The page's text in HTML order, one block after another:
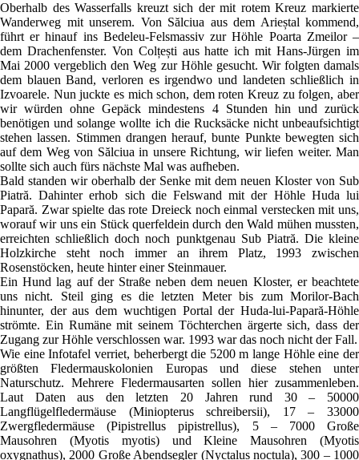
Oberhalb des Wasserfalls kreuzt sich der mit rotem Kreuz markierte
Wanderweg mit unserem. Von Sălciua aus dem Arieștal kommend,
führt er hinauf ins Bedeleu-Felsmassiv zur Höhle Poarta Zmeilor –
dem Drachenfenster. Von Colțești aus hatte ich mit Hans-Jürgen im
Mai 2000 vergeblich den Weg zur Höhle gesucht. Wir folgten damals
dem blauen Band, verloren es irgendwo und landeten schließlich in
Izvoarele. Nun juckte es mich schon, dem roten Kreuz zu folgen, aber
wir würden ohne Gepäck mindestens 4 Stunden hin und zurück
benötigen und solange wollte ich die Rucksäcke nicht unbeaufsichtigt
stehen lassen. Stimmen drangen herauf, bunte Punkte bewegten sich
auf dem Weg von Sălciua in unsere Richtung, wir liefen weiter. Man
sollte sich auch fürs nächste Mal was aufheben.
Bald standen wir oberhalb der Senke mit dem neuen Kloster von Sub
Piatră. Dahinter erhob sich die Felswand mit der Höhle Huda lui
Papară. Zwar spielte das rote Dreieck noch einmal verstecken mit uns,
worauf wir uns ein Stück querfeldein durch den Wald mühen mussten,
erreichten schließlich doch noch punktgenau Sub Piatră. Die kleine
Holzkirche steht noch immer an ihrem Platz, 1993 zwischen
Rosenstöcken, heute hinter einer Steinmauer.
Ein Hund lag auf der Straße neben dem neuen Kloster, er beachtete
uns nicht. Steil ging es die letzten Meter bis zum Morilor-Bach
hinunter, der aus dem wuchtigen Portal der Huda-lui-Papară-Höhle
strömte. Ein Rumäne mit seinem Töchterchen ärgerte sich, dass der
Zugang zur Höhle verschlossen war. 1993 war das noch nicht der Fall.
Wie eine Infotafel verriet, beherbergt die 5200 m lange Höhle eine der
größten Fledermauskolonien Europas und diese stehen unter
Naturschutz. Mehrere Fledermausarten sollen hier zusammenleben.
Laut Daten aus den letzten 20 Jahren rund 30 – 50000
Langflügelfledermäuse (Miniopterus schreibersii), 17 – 33000
Zwergfledermäuse (Pipistrellus pipistrellus), 5 – 7000 Große
Mausohren (Myotis myotis) und Kleine Mausohren (Myotis
oxygnathus), 2000 Große Abendsegler (Nyctalus noctula), 300 – 1000